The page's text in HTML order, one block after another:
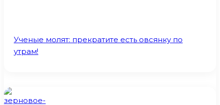
Ученые молят: прекратите есть овсянку по
утрам!